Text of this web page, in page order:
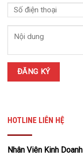
HOTLINE LIÊN HỆ
Nhân Viên Kinh Doanh